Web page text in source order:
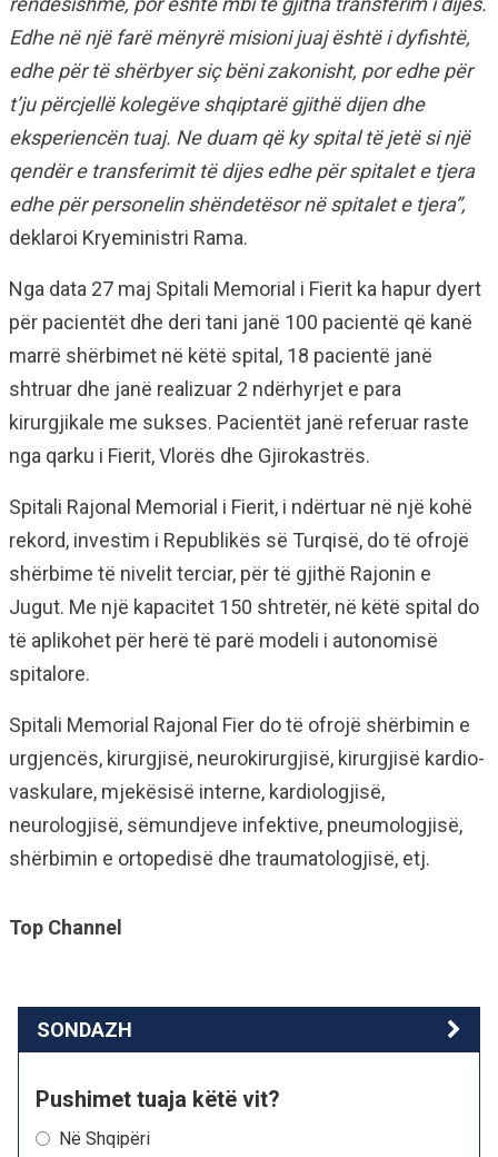
Edhe në një farë mënyrë misioni juaj është i dyfishtë,
edhe për të shërbyer siç bëni zakonisht, por edhe për
t’ju përcjellë kolegëve shqiptarë gjithë dijen dhe
eksperiencën tuaj. Ne duam që ky spital të jetë si një
qendër e transferimit të dijes edhe për spitalet e tjera
edhe për personelin shëndetësor në spitalet e tjera”,
deklaroi Kryeministri Rama.
Nga data 27 maj Spitali Memorial i Fierit ka hapur dyert
për pacientët dhe deri tani janë 100 pacientë që kanë
marrë shërbimet në këtë spital, 18 pacientë janë
shtruar dhe janë realizuar 2 ndërhyrjet e para
kirurgjikale me sukses. Pacientët janë referuar raste
nga qarku i Fierit, Vlorës dhe Gjirokastrës.
Spitali Rajonal Memorial i Fierit, i ndërtuar në një kohë
rekord, investim i Republikës së Turqisë, do të ofrojë
shërbime të nivelit terciar, për të gjithë Rajonin e
Jugut. Me një kapacitet 150 shtretër, në këtë spital do
të aplikohet për herë të parë modeli i autonomisë
spitalore.
Spitali Memorial Rajonal Fier do të ofrojë shërbimin e
urgjencës, kirurgjisë, neurokirurgjisë, kirurgjisë kardio-
vaskulare, mjekësisë interne, kardiologjisë,
neurologjisë, sëmundjeve infektive, pneumologjisë,
shërbimin e ortopedisë dhe traumatologjisë, etj.
Top Channel
SONDAZH
Pushimet tuaja këtë vit?
Në Shqipëri